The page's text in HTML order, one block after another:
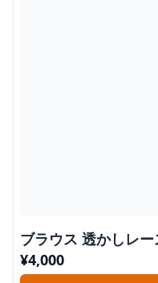
ブラウス 透かしレ
¥4,000